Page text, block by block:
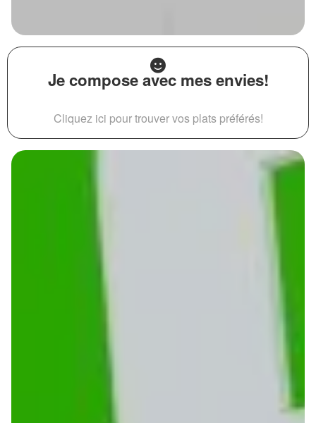
Je compose avec mes envies!
Cliquez ici pour trouver vos plats préférés!